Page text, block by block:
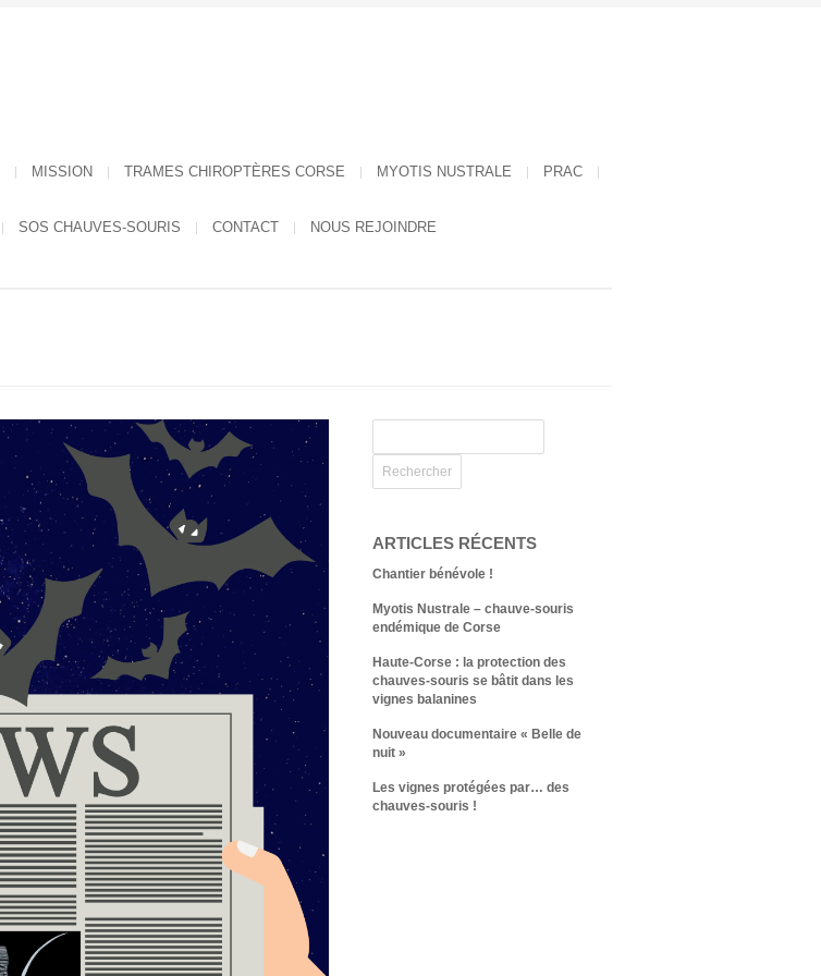
MISSION TRAMES CHIROPTÈRES CORSE MYOTIS NUSTRALE PRAC
SOS CHAUVES-SOURIS CONTACT NOUS REJOINDRE
ARTICLES RÉCENTS
Chantier bénévole !
Myotis Nustrale – chauve-souris
endémique de Corse
Haute-Corse : la protection des
chauves-souris se bâtit dans les
vignes balanines
Nouveau documentaire « Belle de
nuit »
Les vignes protégées par… des
chauves-souris !